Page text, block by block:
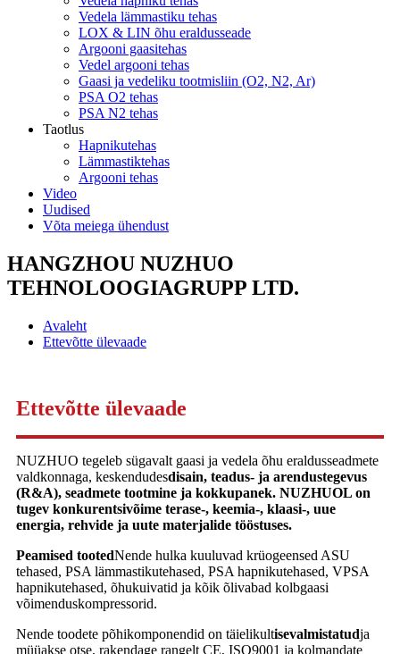
Vedela lämmastiku tehas
LOX & LIN õhu eraldusseade
Argooni gaasitehas
Vedel argooni tehas
Gaasi ja vedeliku tootmisliin (O2, N2, Ar)
PSA O2 tehas
PSA N2 tehas
Taotlus
Hapnikutehas
Lämmastiktehas
Argooni tehas
Video
Uudised
Võta meiega ühendust
HANGZHOU NUZHUO
TEHNOLOOGIAGRUPP LTD.
Avaleht
Ettevõtte ülevaade
Ettevõtte ülevaade
NUZHUO tegeleb sügavalt gaasi ja vedela õhu eraldusseadmete
valdkonnaga, keskendudesdisain, teadus- ja arendustegevus
(R&A), seadmete tootmine ja kokkupanek. NUZHUOL on
tugev konkurentsivõime terase-, keemia-, klaasi-, uue
energia, rehvide ja uute materjalide tööstuses.
Peamised tootedNende hulka kuuluvad krüogeensed ASU
tehased, PSA lämmastikutehased, PSA hapnikutehased, VPSA
hapnikutehased, õhukuivatid ja kõik õlivabad kolbgaasi
võimenduskompressorid.
Nende toodete põhikomponendid on täielikultisevalmistatudja
müüakse otse, rakendage rangelt CE, ISO9001 ja kolmandate